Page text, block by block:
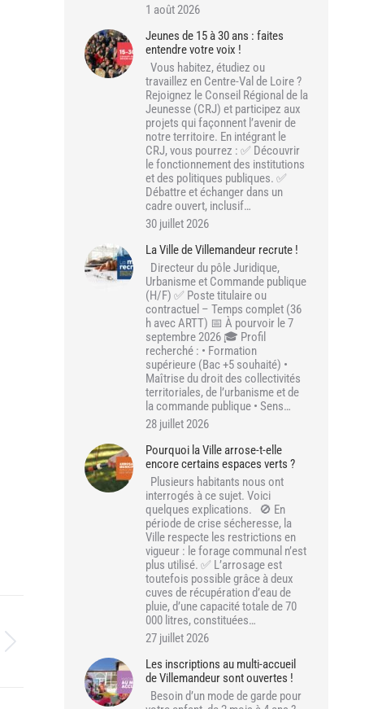
1 août 2026
Jeunes de 15 à 30 ans : faites
entendre votre voix !
Vous habitez, étudiez ou
travaillez en Centre-Val de Loire ?
Rejoignez le Conseil Régional de la
Jeunesse (CRJ) et participez aux
projets qui façonnent l’avenir de
notre territoire. En intégrant le
CRJ, vous pourrez : ✅ Découvrir
le fonctionnement des institutions
et des politiques publiques. ✅
Débattre et échanger dans un
cadre ouvert, inclusif…
30 juillet 2026
La Ville de Villemandeur recrute !
Directeur du pôle Juridique,
Urbanisme et Commande publique
(H/F) ✅ Poste titulaire ou
contractuel – Temps complet (36
h avec ARTT) 📅 À pourvoir le 7
septembre 2026 🎓 Profil
recherché : • Formation
supérieure (Bac +5 souhaité) •
Maîtrise du droit des collectivités
territoriales, de l’urbanisme et de
la commande publique • Sens…
28 juillet 2026
Pourquoi la Ville arrose-t-elle
encore certains espaces verts ?
Plusieurs habitants nous ont
interrogés à ce sujet. Voici
quelques explications. 🚫 En
période de crise sécheresse, la
Ville respecte les restrictions en
vigueur : le forage communal n’est
plus utilisé. ✅ L’arrosage est
toutefois possible grâce à deux
cuves de récupération d’eau de
pluie, d’une capacité totale de 70
000 litres, constituées…
27 juillet 2026
Les inscriptions au multi-accueil
de Villemandeur sont ouvertes !
Besoin d’un mode de garde pour